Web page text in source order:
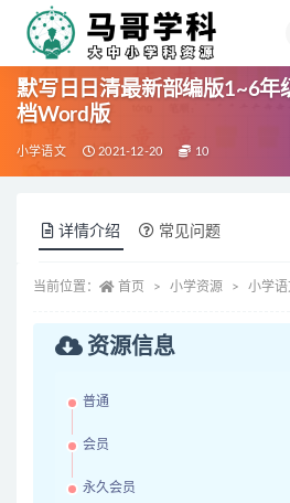
默写日日清最新部编版1~6年
档Word版
小学语文 2021-12-20 10
详情介绍 常见问题
当前位置： 首页 小学资源 小学语
资源信息
普通
会员
永久会员
全部